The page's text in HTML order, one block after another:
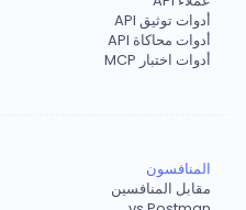
أدوات توثيق API
أدوات محاكاة API
أدوات اختبار MCP
المنافسون
مقابل المنافسين